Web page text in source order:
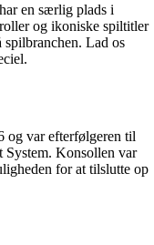
en særlig plads i
og ikoniske spiltitler
Lad os
og var efterfølgeren til
System. Konsollen var
for at tilslutte op